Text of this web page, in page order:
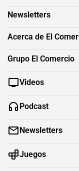
Newsletters
Acerca de El
Grupo El Comercio
Videos
Podcast
Newsletters
Juegos